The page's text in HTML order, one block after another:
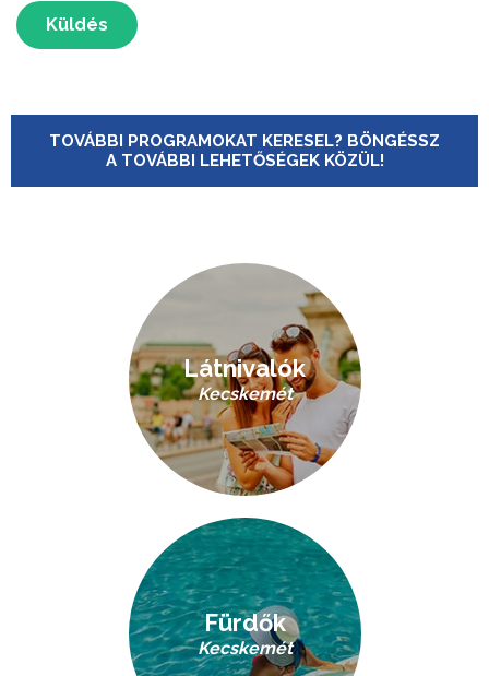
Küldés
TOVÁBBI PROGRAMOKAT KERESEL? BÖNGÉSSZ
A TOVÁBBI LEHETŐSÉGEK KÖZÜL!
Látnivalók
Kecskemét
Fürdők
Kecskemét